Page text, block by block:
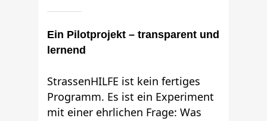
Ein Pilotprojekt – transparent und
lernend
StrassenHILFE ist kein fertiges
Programm. Es ist ein Experiment
mit einer ehrlichen Frage: Was